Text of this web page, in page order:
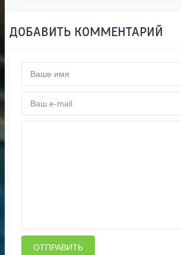
ДОБАВИТЬ КОММЕНТАРИЙ
ОТПРАВИТЬ